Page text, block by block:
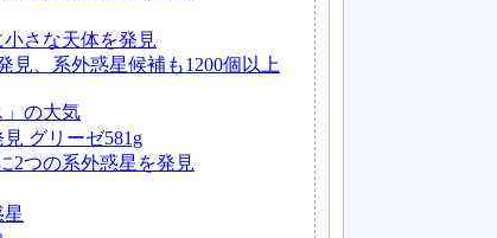
さな天体を発見
見、系外惑星候補も1200個以上
」の大気
グリーゼ581g
2つの系外惑星を発見